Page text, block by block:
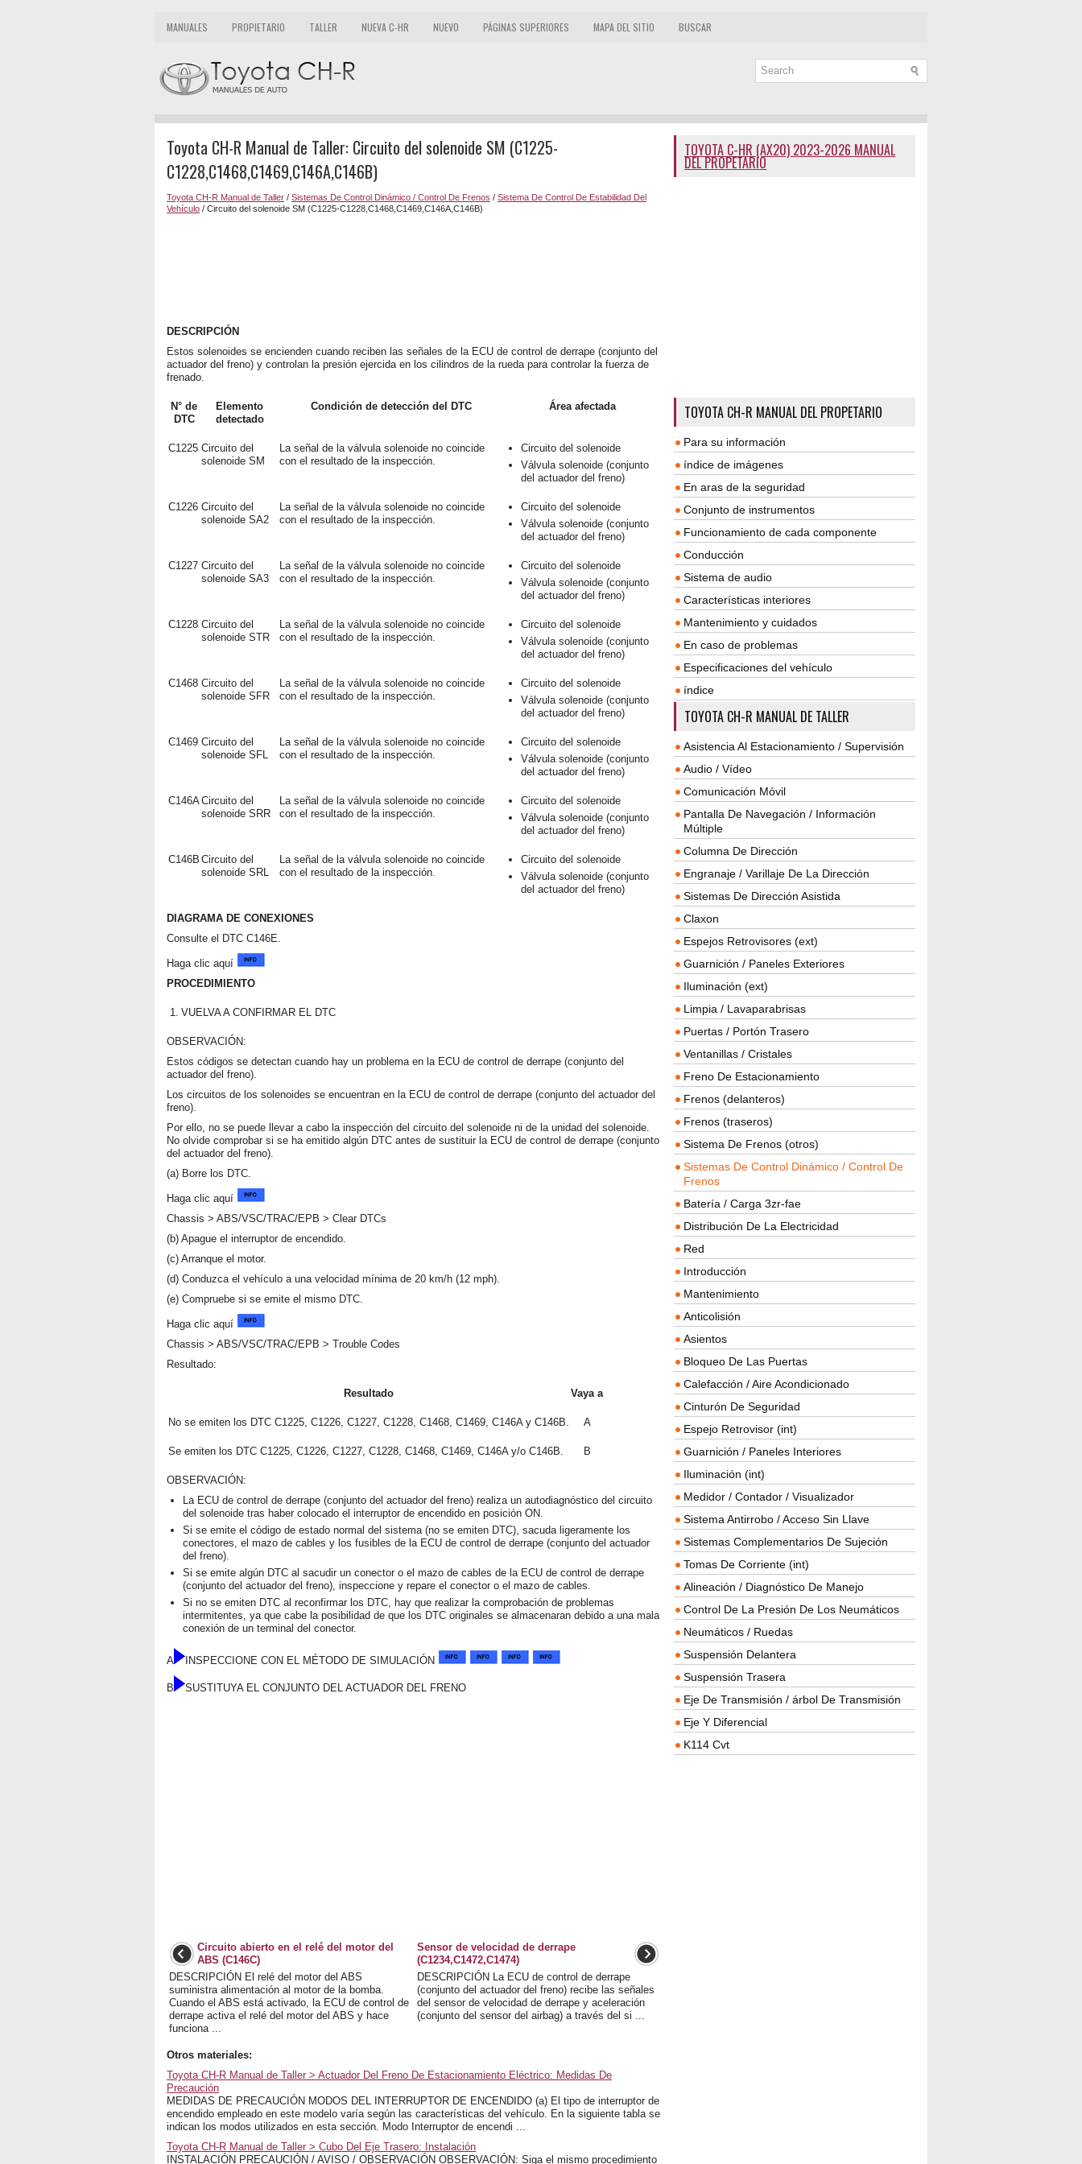
MANUALES PROPIETARIO TALLER NUEVA C-HR NUEVO PÁGINAS SUPERIORES MAPA DEL SITIO BUSCAR
Toyota CH-R Manual de Taller: Circuito del solenoide SM (C1225-
C1228,C1468,C1469,C146A,C146B)
Toyota CH-R Manual de Taller / Sistemas De Control Dinámico / Control De Frenos / Sistema De Control De Estabilidad Del
Vehículo / Circuito del solenoide SM (C1225-C1228,C1468,C1469,C146A,C146B)
DESCRIPCIÓN
Estos solenoides se encienden cuando reciben las señales de la ECU de control de derrape (conjunto del
actuador del freno) y controlan la presión ejercida en los cilindros de la rueda para controlar la fuerza de
frenado.
N° de
DTC
Elemento
detectado
Condición de detección del DTC Área afectada
C1225 Circuito del
solenoide SM
La señal de la válvula solenoide no coincide
con el resultado de la inspección.
Circuito del solenoide
Válvula solenoide (conjunto
del actuador del freno)
C1226 Circuito del
solenoide SA2
La señal de la válvula solenoide no coincide
con el resultado de la inspección.
Circuito del solenoide
Válvula solenoide (conjunto
del actuador del freno)
C1227 Circuito del
solenoide SA3
La señal de la válvula solenoide no coincide
con el resultado de la inspección.
Circuito del solenoide
Válvula solenoide (conjunto
del actuador del freno)
C1228 Circuito del
solenoide STR
La señal de la válvula solenoide no coincide
con el resultado de la inspección.
Circuito del solenoide
Válvula solenoide (conjunto
del actuador del freno)
C1468 Circuito del
solenoide SFR
La señal de la válvula solenoide no coincide
con el resultado de la inspección.
Circuito del solenoide
Válvula solenoide (conjunto
del actuador del freno)
C1469 Circuito del
solenoide SFL
La señal de la válvula solenoide no coincide
con el resultado de la inspección.
Circuito del solenoide
Válvula solenoide (conjunto
del actuador del freno)
C146ACircuito del
solenoide SRR
La señal de la válvula solenoide no coincide
con el resultado de la inspección.
Circuito del solenoide
Válvula solenoide (conjunto
del actuador del freno)
C146B Circuito del
solenoide SRL
La señal de la válvula solenoide no coincide
con el resultado de la inspección.
Circuito del solenoide
Válvula solenoide (conjunto
del actuador del freno)
DIAGRAMA DE CONEXIONES
Consulte el DTC C146E.
Haga clic aquí
PROCEDIMIENTO
1. VUELVA A CONFIRMAR EL DTC
OBSERVACIÓN:
Estos códigos se detectan cuando hay un problema en la ECU de control de derrape (conjunto del
actuador del freno).
Los circuitos de los solenoides se encuentran en la ECU de control de derrape (conjunto del actuador del
freno).
Por ello, no se puede llevar a cabo la inspección del circuito del solenoide ni de la unidad del solenoide.
No olvide comprobar si se ha emitido algún DTC antes de sustituir la ECU de control de derrape (conjunto
del actuador del freno).
(a) Borre los DTC.
Haga clic aquí
Chassis > ABS/VSC/TRAC/EPB > Clear DTCs
(b) Apague el interruptor de encendido.
(c) Arranque el motor.
(d) Conduzca el vehículo a una velocidad mínima de 20 km/h (12 mph).
(e) Compruebe si se emite el mismo DTC.
Haga clic aquí
Chassis > ABS/VSC/TRAC/EPB > Trouble Codes
Resultado:
Resultado Vaya a
No se emiten los DTC C1225, C1226, C1227, C1228, C1468, C1469, C146A y C146B. A
Se emiten los DTC C1225, C1226, C1227, C1228, C1468, C1469, C146A y/o C146B. B
OBSERVACIÓN:
La ECU de control de derrape (conjunto del actuador del freno) realiza un autodiagnóstico del circuito
del solenoide tras haber colocado el interruptor de encendido en posición ON.
Si se emite el código de estado normal del sistema (no se emiten DTC), sacuda ligeramente los
conectores, el mazo de cables y los fusibles de la ECU de control de derrape (conjunto del actuador
del freno).
Si se emite algún DTC al sacudir un conector o el mazo de cables de la ECU de control de derrape
(conjunto del actuador del freno), inspeccione y repare el conector o el mazo de cables.
Si no se emiten DTC al reconfirmar los DTC, hay que realizar la comprobación de problemas
intermitentes, ya que cabe la posibilidad de que los DTC originales se almacenaran debido a una mala
conexión de un terminal del conector.
A INSPECCIONE CON EL MÉTODO DE SIMULACIÓN
B SUSTITUYA EL CONJUNTO DEL ACTUADOR DEL FRENO
Circuito abierto en el relé del motor del
ABS (C146C)
DESCRIPCIÓN El relé del motor del ABS
suministra alimentación al motor de la bomba.
Cuando el ABS está activado, la ECU de control de
derrape activa el relé del motor del ABS y hace
funciona ...
Sensor de velocidad de derrape
(C1234,C1472,C1474)
DESCRIPCIÓN La ECU de control de derrape
(conjunto del actuador del freno) recibe las señales
del sensor de velocidad de derrape y aceleración
(conjunto del sensor del airbag) a través del si ...
Otros materiales:
Toyota CH-R Manual de Taller > Actuador Del Freno De Estacionamiento Eléctrico: Medidas De
Precaución
MEDIDAS DE PRECAUCIÓN MODOS DEL INTERRUPTOR DE ENCENDIDO (a) El tipo de interruptor de
encendido empleado en este modelo varía según las características del vehículo. En la siguiente tabla se
indican los modos utilizados en esta sección. Modo Interruptor de encendi ...
Toyota CH-R Manual de Taller > Cubo Del Eje Trasero: Instalación
INSTALACIÓN PRECAUCIÓN / AVISO / OBSERVACIÓN OBSERVACIÓN: Siga el mismo procedimiento
TOYOTA C-HR (AX20) 2023-2026 MANUAL
DEL PROPETARIO
TOYOTA CH-R MANUAL DEL PROPETARIO
Para su información
índice de imágenes
En aras de la seguridad
Conjunto de instrumentos
Funcionamiento de cada componente
Conducción
Sistema de audio
Características interiores
Mantenimiento y cuidados
En caso de problemas
Especificaciones del vehículo
índice
TOYOTA CH-R MANUAL DE TALLER
Asistencia Al Estacionamiento / Supervisión
Audio / Vídeo
Comunicación Móvil
Pantalla De Navegación / Información
Múltiple
Columna De Dirección
Engranaje / Varillaje De La Dirección
Sistemas De Dirección Asistida
Claxon
Espejos Retrovisores (ext)
Guarnición / Paneles Exteriores
Iluminación (ext)
Limpia / Lavaparabrisas
Puertas / Portón Trasero
Ventanillas / Cristales
Freno De Estacionamiento
Frenos (delanteros)
Frenos (traseros)
Sistema De Frenos (otros)
Sistemas De Control Dinámico / Control De
Frenos
Batería / Carga 3zr-fae
Distribución De La Electricidad
Red
Introducción
Mantenimiento
Anticolisión
Asientos
Bloqueo De Las Puertas
Calefacción / Aire Acondicionado
Cinturón De Seguridad
Espejo Retrovisor (int)
Guarnición / Paneles Interiores
Iluminación (int)
Medidor / Contador / Visualizador
Sistema Antirrobo / Acceso Sin Llave
Sistemas Complementarios De Sujeción
Tomas De Corriente (int)
Alineación / Diagnóstico De Manejo
Control De La Presión De Los Neumáticos
Neumáticos / Ruedas
Suspensión Delantera
Suspensión Trasera
Eje De Transmisión / árbol De Transmisión
Eje Y Diferencial
K114 Cvt